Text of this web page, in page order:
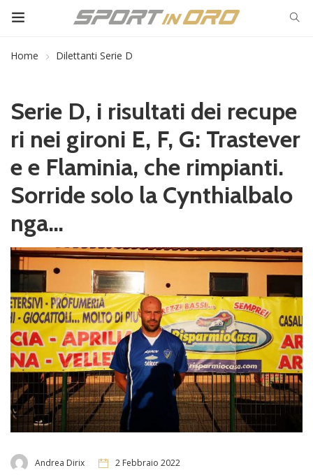
Home Dilettanti Serie D
Serie D, i risultati dei recupe
ri nei gironi E, F, G: Trastever
e e Flaminia, che rimpianti.
Sorride solo la Cynthialbalo
nga…
Andrea Dirix 2 Febbraio 2022